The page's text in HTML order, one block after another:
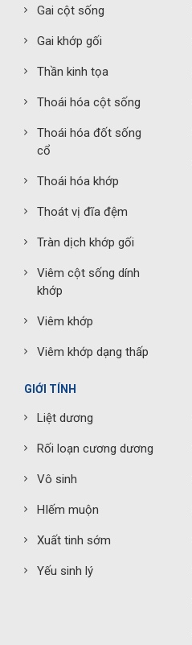
Gai cột sống
Gai khớp gối
Thần kinh tọa
Thoái hóa cột sống
Thoái hóa đốt sống
cổ
Thoái hóa khớp
Thoát vị đĩa đệm
Tràn dịch khớp gối
Viêm cột sống dính
khớp
Viêm khớp
Viêm khớp dạng thấp
GIỚI TÍNH
Liệt dương
Rối loạn cương dương
Vô sinh
HIếm muộn
Xuất tinh sớm
Yếu sinh lý